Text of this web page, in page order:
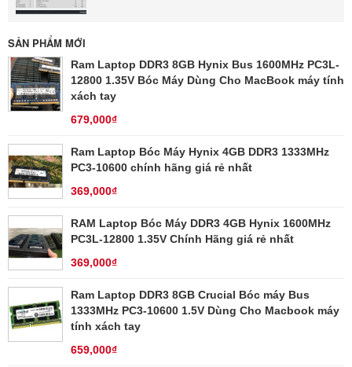
SẢN PHẨM MỚI
Ram Laptop DDR3 8GB Hynix Bus 1600MHz PC3L-
12800 1.35V Bóc Máy Dùng Cho MacBook máy tính
xách tay
679,000₫
Ram Laptop Bóc Máy Hynix 4GB DDR3 1333MHz
PC3-10600 chính hãng giá rẻ nhất
369,000₫
RAM Laptop Bóc Máy DDR3 4GB Hynix 1600MHz
PC3L-12800 1.35V Chính Hãng giá rẻ nhất
369,000₫
Ram Laptop DDR3 8GB Crucial Bóc máy Bus
1333MHz PC3-10600 1.5V Dùng Cho Macbook máy
tính xách tay
659,000₫